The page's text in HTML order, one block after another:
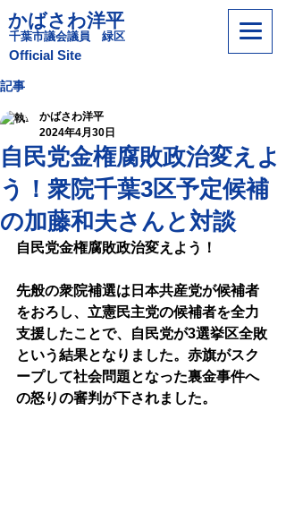
かばさわ洋平
​千葉市議会議員 緑区
​Official Site
記事
自民党金権腐敗政治変えよ
う！衆院千葉3区予定候補
の加藤和夫さんと対談
かばさわ洋平
2024年4月30日
自民党金権腐敗政治変えよう！
先般の衆院補選は日本共産党が候補者
をおろし、立憲民主党の候補者を全力
支援したことで、自民党が3選挙区全敗
という結果となりました。赤旗がスク
ープして社会問題となった裏金事件へ
の怒りの審判が下されました。